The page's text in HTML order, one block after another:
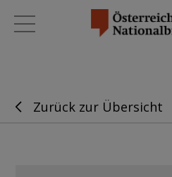
Zurück zur Übersicht